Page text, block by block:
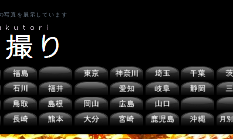
写真を展示しています